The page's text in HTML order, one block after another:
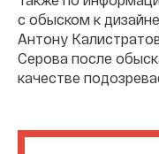
с обыском к
Антону
Серова после
качестве